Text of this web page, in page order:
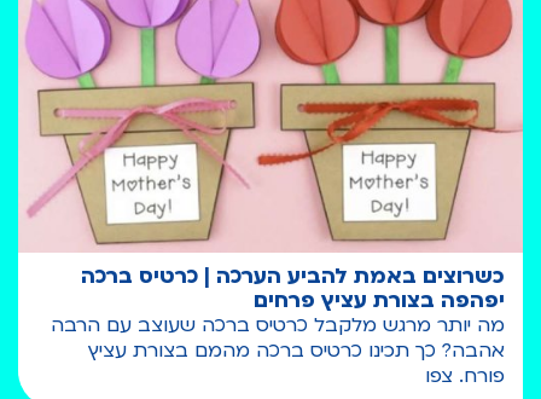
כשרוצים באמת להביע הערכה | כרטיס ברכה
יפהפה בצורת עציץ פרחים
מה יותר מרגש מלקבל כרטיס ברכה שעוצב עם הרבה
אהבה? כך תכינו כרטיס ברכה מהמם בצורת עציץ
פורח. צפו